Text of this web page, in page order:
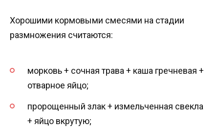
Хорошими кормовыми смесями на стадии
размножения считаются:
морковь + сочная трава + каша гречневая +
отварное яйцо;
пророщенный злак + измельченная свекла
+ яйцо вкрутую;